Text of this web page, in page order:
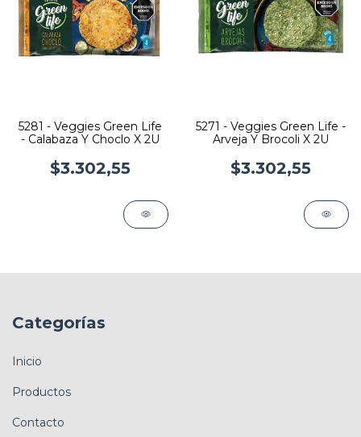
5281 - Veggies Green Life
- Calabaza Y Choclo X 2U
$3.302,55
5271 - Veggies Green Life -
Arveja Y Brocoli X 2U
$3.302,55
Categorías
Inicio
Productos
Contacto